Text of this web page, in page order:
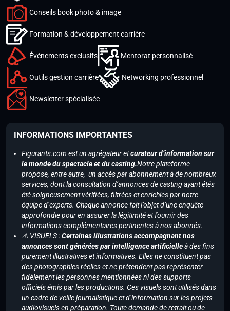
Conseils book photo & image
Formation & développement carrière
Événements exclusifs Mentorat personnalisé
Outils gestion carrière Networking professionnel
Newsletter spécialisée
INFORMATIONS IMPORTANTES
Figurants.com est un agrégateur etcurateur d’information sur
le monde du spectacle et du casting.Notre plateforme
propose, entre autre, un accès par abonnement à de nombreux
services, dont la consultation d’annonces de casting ayant étés
été soigneusement vérifiées, filtrées et enrichies par notre
équipe d’experts. Chaque annonce fait l’objet d’une enquête
approfondie pour en assurer la légitimité et fournir des
informations complémentaires pertinentes à nos abonnés.
⚠️ VISUELS :Certaines illustrations accompagnant nos
annonces sont générées par intelligence artificielleà des fins
purement illustratives et informatives. Elles ne constituent pas
des photographies réelles et ne prétendent pas représenter
fidèlement les personnes mentionnées ni des supports
officiels émis par les productions. Ces visuels sont utilisés dans
un cadre de veille journalistique et d’information sur les projets
audiovisuels en préparation. Toute demande de retrait ou de